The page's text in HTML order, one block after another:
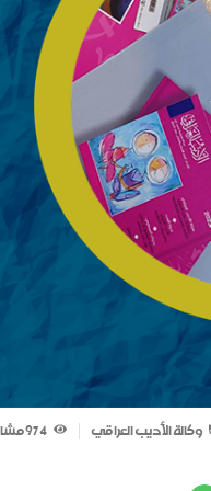
وكالة الأديب العراقي 974